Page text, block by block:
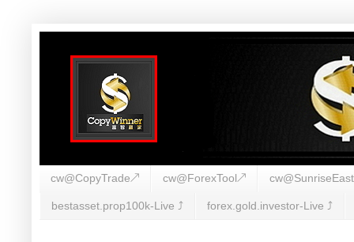
cw@CopyTrade↗ cw@ForexTool↗
bestasset.prop100k-Live ⤴︎ forex.gold.investor-Live ⤴︎